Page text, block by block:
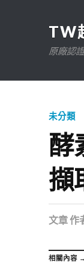
TW
原廠認
未分類
酵
擷
文章作
相關內容 →